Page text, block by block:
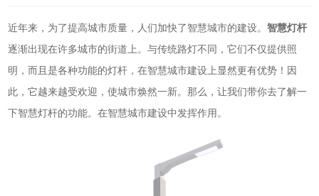
近年来，为了提高城市质量，人们加快了智慧城市的建设。智慧灯杆
逐渐出现在许多城市的街道上。与传统路灯不同，它们不仅提供照
明，而且是各种功能的灯杆，在智慧城市建设上显然更有优势！因
此，它越来越受欢迎，使城市焕然一新。那么，让我们带你去了解一
下智慧灯杆的功能。在智慧城市建设中发挥作用。